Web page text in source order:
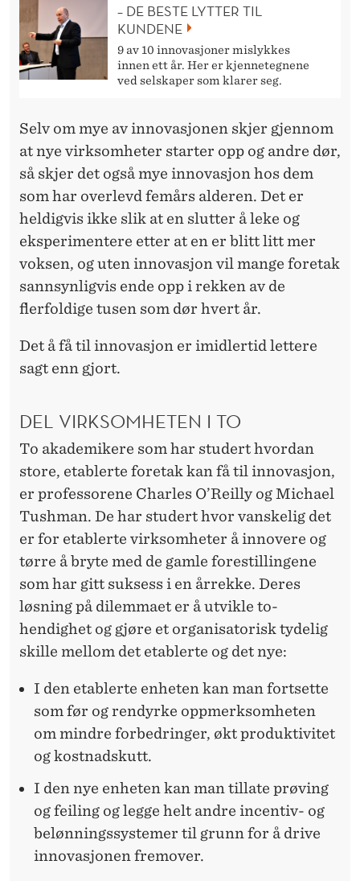
– DE BESTE LYTTER TIL
KUNDENE
9 av 10 innovasjoner mislykkes
innen ett år. Her er kjennetegnene
ved selskaper som klarer seg.
Selv om mye av innovasjonen skjer gjennom
at nye virksomheter starter opp og andre dør,
så skjer det også mye innovasjon hos dem
som har overlevd femårs alderen. Det er
heldigvis ikke slik at en slutter å leke og
eksperimentere etter at en er blitt litt mer
voksen, og uten innovasjon vil mange foretak
sannsynligvis ende opp i rekken av de
flerfoldige tusen som dør hvert år.
Det å få til innovasjon er imidlertid lettere
sagt enn gjort.
DEL VIRKSOMHETEN I TO
To akademikere som har studert hvordan
store, etablerte foretak kan få til innovasjon,
er professorene Charles O’Reilly og Michael
Tushman. De har studert hvor vanskelig det
er for etablerte virksomheter å innovere og
tørre å bryte med de gamle forestillingene
som har gitt suksess i en årrekke. Deres
løsning på dilemmaet er å utvikle to-
hendighet og gjøre et organisatorisk tydelig
skille mellom det etablerte og det nye:
I den etablerte enheten kan man fortsette
som før og rendyrke oppmerksomheten
om mindre forbedringer, økt produktivitet
og kostnadskutt.
I den nye enheten kan man tillate prøving
og feiling og legge helt andre incentiv- og
belønningssystemer til grunn for å drive
innovasjonen fremover.